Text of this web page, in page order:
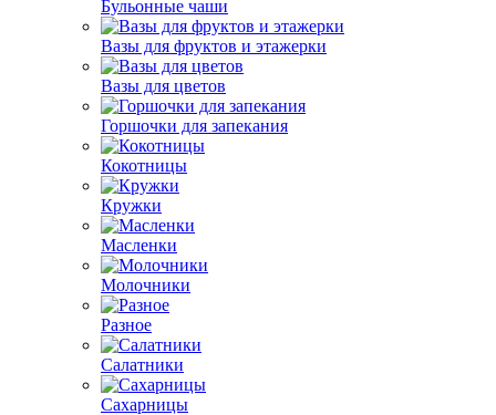
Бульонные чаши
Вазы для фруктов и этажерки
Вазы для цветов
Горшочки для запекания
Кокотницы
Кружки
Масленки
Молочники
Разное
Салатники
Сахарницы